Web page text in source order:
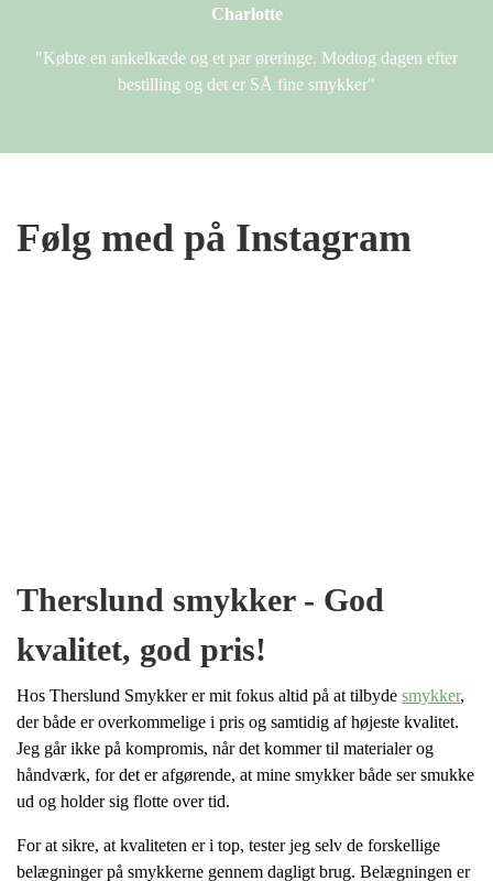
Charlotte
"Købte en ankelkæde og et par øreringe. Modtog dagen efter
bestilling og det er SÅ fine smykker"
Følg med på Instagram
Therslund smykker - God
kvalitet, god pris!
Hos Therslund Smykker er mit fokus altid på at tilbyde smykker,
der både er overkommelige i pris og samtidig af højeste kvalitet.
Jeg går ikke på kompromis, når det kommer til materialer og
håndværk, for det er afgørende, at mine smykker både ser smukke
ud og holder sig flotte over tid.
For at sikre, at kvaliteten er i top, tester jeg selv de forskellige
belægninger på smykkerne gennem dagligt brug. Belægningen er